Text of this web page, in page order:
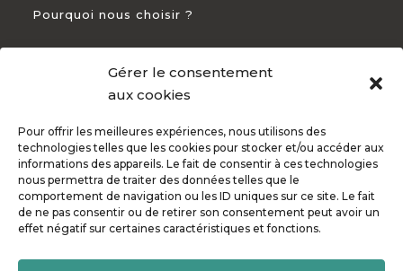
Gérer le consentement
aux cookies
Pour offrir les meilleures expériences, nous utilisons des
technologies telles que les cookies pour stocker et/ou accéder aux
informations des appareils. Le fait de consentir à ces technologies
nous permettra de traiter des données telles que le
comportement de navigation ou les ID uniques sur ce site. Le fait
de ne pas consentir ou de retirer son consentement peut avoir un
effet négatif sur certaines caractéristiques et fonctions.
Pourquoi nous choisir ?
CONTACT
 +33 5 54 54 93 94
 82 Rte de Bayonne 31300 Toulouse